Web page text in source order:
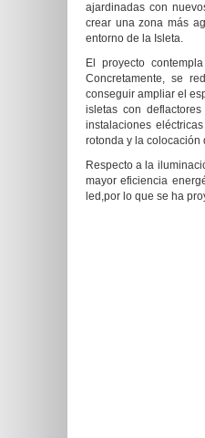
ajardinadas con
crear una zona más
entorno de la Isleta.
El proyecto
Concretamente, se
conseguir ampliar el
isletas con
instalaciones
rotonda y la
Respecto a la
mayor eficiencia
led,por lo que se ha